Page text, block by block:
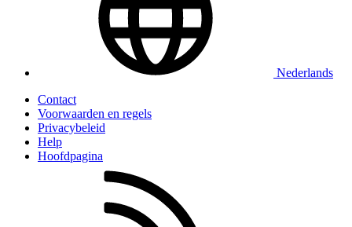
Nederlands
Contact
Voorwaarden en regels
Privacybeleid
Help
Hoofdpagina